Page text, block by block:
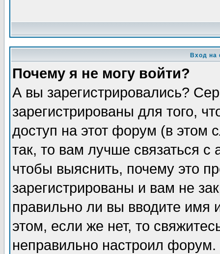
Вход на
Почему я не могу войти?
А вы зарегистрировались?
зарегистрированы для того,
доступ на этот форум (в этом
так, то вам лучше связаться
чтобы выяснить, почему это
зарегистрированы и вам не
правильно ли вы вводите
этом, если же нет, то
неправильно настроил форум.